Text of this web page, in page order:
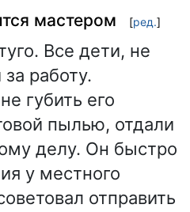
мастером [ред.]
Все дети, не
работу.
губить его
пылью, отдали
делу. Он быстро
у местного
отправить